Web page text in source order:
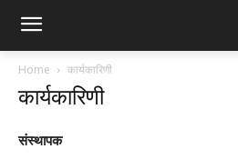
Home कार्यकारिणी
कार्यकारिणी
संस्थापक